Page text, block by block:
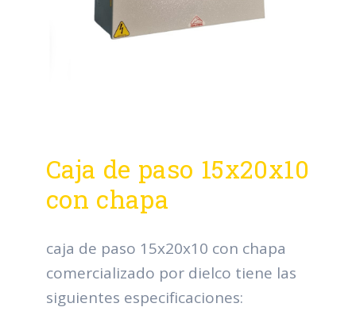
Caja de paso 15x20x10
con chapa
caja de paso 15x20x10 con chapa
comercializado por dielco tiene las
siguientes especificaciones: